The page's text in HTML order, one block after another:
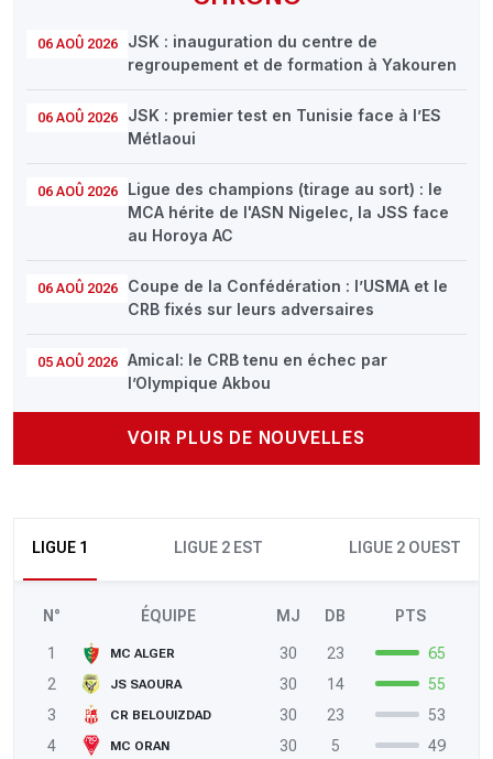
06 AOÛ 2026
JSK : inauguration du centre de
regroupement et de formation à Yakouren
06 AOÛ 2026
JSK : premier test en Tunisie face à l’ES
Métlaoui
06 AOÛ 2026
Ligue des champions (tirage au sort) : le
MCA hérite de l'ASN Nigelec, la JSS face
au Horoya AC
06 AOÛ 2026
Coupe de la Confédération : l’USMA et le
CRB fixés sur leurs adversaires
05 AOÛ 2026
Amical: le CRB tenu en échec par
l’Olympique Akbou
VOIR PLUS DE NOUVELLES
LIGUE 1 LIGUE 2 EST LIGUE 2 OUEST
N° ÉQUIPE MJ DB PTS
1 MC ALGER 30 23
65
2
JS SAOURA 30 14
55
3
CR BELOUIZDAD 30 23
53
4
MC ORAN 30 5
49